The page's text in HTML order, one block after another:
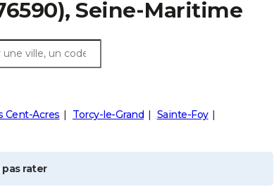
Seine-Maritime
Cent-Acres Torcy-le-Grand
Sainte-Foy
rater